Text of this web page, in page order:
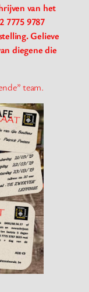
van het
7775 9787
Gelieve
diegene die
team.